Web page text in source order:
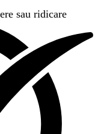
sau ridicare